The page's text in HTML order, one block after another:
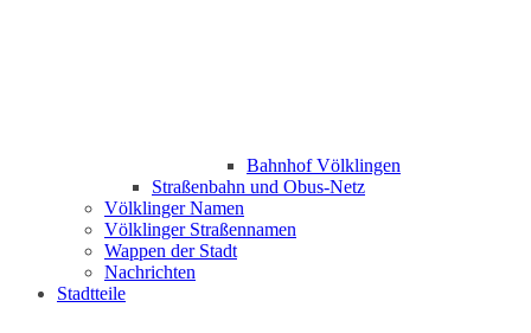
Bahnhof Völklingen
Straßenbahn und Obus-Netz
Völklinger Namen
Völklinger Straßennamen
Wappen der Stadt
Nachrichten
Stadtteile